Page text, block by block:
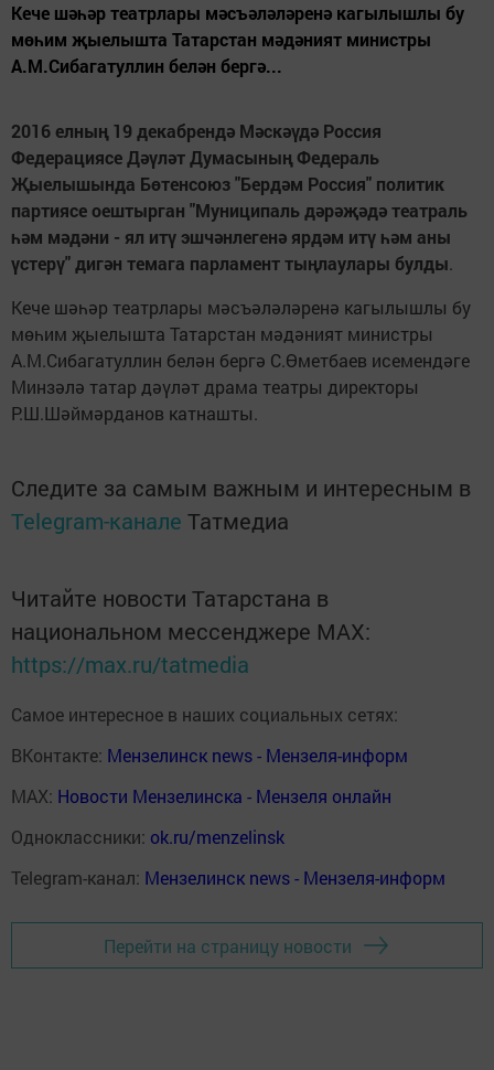
Кече шәһәр театрлары мәсъәләләренә кагылышлы бу
мөһим җыелышта Татарстан мәдәният министры
А.М.Сибагатуллин белән бергә...
2016 елның 19 декабрендә Мәскәүдә Россия
Федерациясе Дәүләт Думасының Федераль
Җыелышында Бөтенсоюз "Бердәм Россия" политик
партиясе оештырган "Муниципаль дәрәҗәдә театраль
һәм мәдәни - ял итү эшчәнлегенә ярдәм итү һәм аны
үстерү" дигән темага парламент тыңлаулары булды.
Кече шәһәр театрлары мәсъәләләренә кагылышлы бу
мөһим җыелышта Татарстан мәдәният министры
А.М.Сибагатуллин белән бергә С.Өметбаев исемендәге
Минзәлә татар дәүләт драма театры директоры
Р.Ш.Шәймәрданов катнашты.
Следите за самым важным и интересным в
Telegram-канале Татмедиа
Читайте новости Татарстана в
национальном мессенджере MАХ:
https://max.ru/tatmedia
Самое интересное в наших социальных сетях:
ВКонтакте: Мензелинск news - Мензеля-информ
MAX: Новости Мензелинска - Мензеля онлайн
Одноклассники: ok.ru/menzelinsk
Telegram-канал: Мензелинск news - Мензеля-информ
Перейти на страницу новости